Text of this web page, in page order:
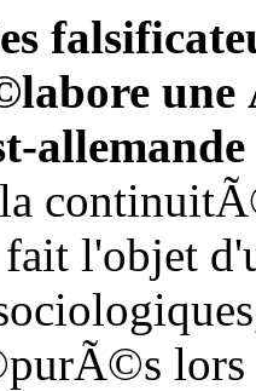
allemande
fait l'objet